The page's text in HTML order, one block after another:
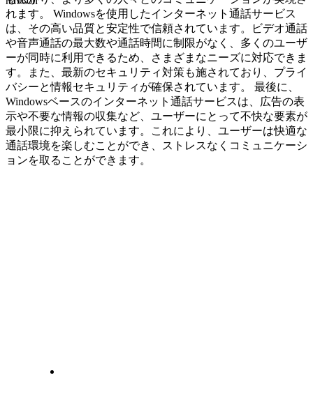
れます。 Windowsを使用したインターネット通話サービス
は、その高い品質と安定性で信頼されています。ビデオ通話
や音声通話の最大数や通話時間に制限がなく、多くのユーザ
ーが同時に利用できるため、さまざまなニーズに対応できま
す。また、最新のセキュリティ対策も施されており、プライ
バシーと情報セキュリティが確保されています。 最後に、
Windowsベースのインターネット通話サービスは、広告の表
示や不要な情報の収集など、ユーザーにとって不快な要素が
最小限に抑えられています。これにより、ユーザーは快適な
通話環境を楽しむことができ、ストレスなくコミュニケーシ
ョンを取ることができます。